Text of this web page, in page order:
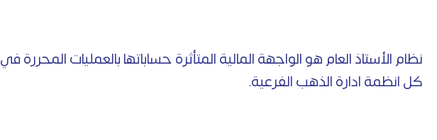
نظام الأستاذ العام هو الواجهة المالية المتأثرة حساباتها بالعمليات المحررة في
كل انظمة ادارة الذهب الفرعية.